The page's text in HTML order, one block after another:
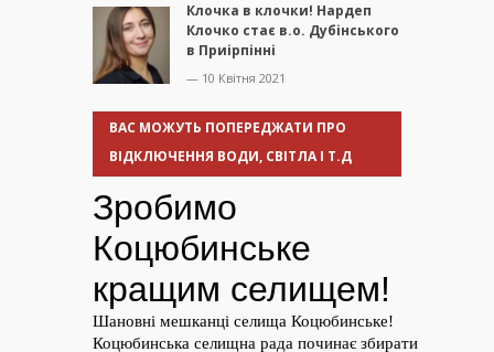
Клочка в клочки! Нардеп
Клочко стає в.о. Дубінського
в Приірпінні
— 10 Квітня 2021
ВАС МОЖУТЬ ПОПЕРЕДЖАТИ ПРО
ВІДКЛЮЧЕННЯ ВОДИ, СВІТЛА І Т.Д